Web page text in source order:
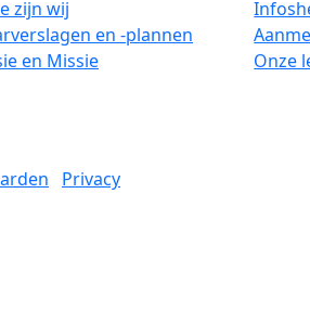
zijn wij
en -plannen
en Missie
Onze
Privacy